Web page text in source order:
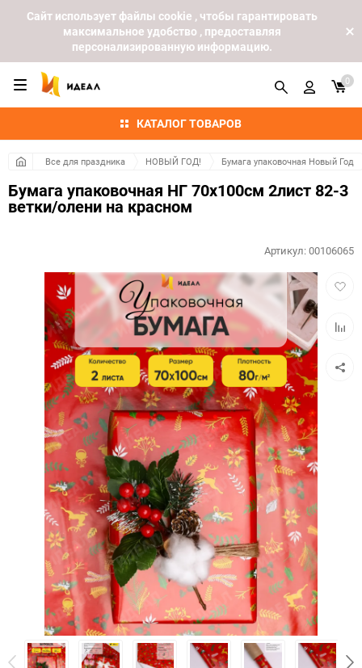
Cайт использует файлы cookie , чтобы гарантировать
максимальное удобство , предоставляя
персонализированную информацию.
КАТАЛОГ ТОВАРОВ
0
Все для праздника НОВЫЙ ГОД! Бумага упаковочная Новый Год
Бумага упаковочная НГ 70х100см 2лист 82-3
ветки/олени на красном
Артикул:00106065